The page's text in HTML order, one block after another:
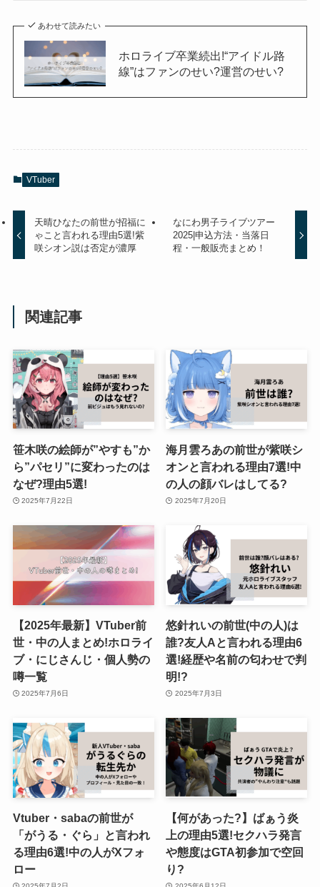
あわせて読みたい
ホロライブ卒業続出!“アイドル路
線”はファンのせい?運営のせい?
VTuber
天晴ひなたの前世が招福に
ゃこと言われる理由5選!紫
咲シオン説は否定が濃厚
なにわ男子ライブツアー
2025|申込方法・当落日
程・一般販売まとめ！
関連記事
笹木咲の絵師が”やすも”か
ら”パセリ”に変わったのは
なぜ?理由5選!
2025年7月22日
海月雲ろあの前世が紫咲シ
オンと言われる理由7選!中
の人の顔バレはしてる?
2025年7月20日
【2025年最新】VTuber前
世・中の人まとめ!ホロライ
ブ・にじさんじ・個人勢の
噂一覧
2025年7月6日
悠針れいの前世(中の人)は
誰?友人Aと言われる理由6
選!経歴や名前の匂わせで判
明!?
2025年7月3日
Vtuber・sabaの前世が
「がうる・ぐら」と言われ
る理由6選!中の人がXフォ
ロー
【何があった?】ばぁう炎
上の理由5選!セクハラ発言
や態度はGTA初参加で空回
り?